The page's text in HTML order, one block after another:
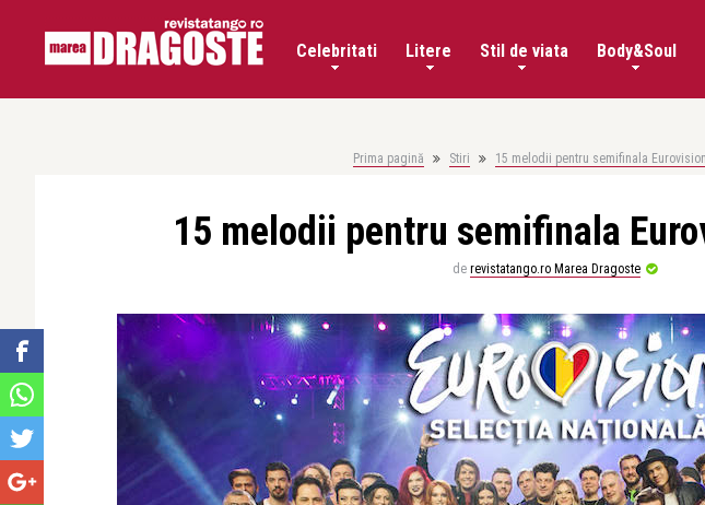
Celebritati Litere Stil de viata Body&Soul
Prima pagină Stiri 15 melodii pentru semifinala
15 melodii pentru semifinala
de revistatango.ro Marea Dragoste